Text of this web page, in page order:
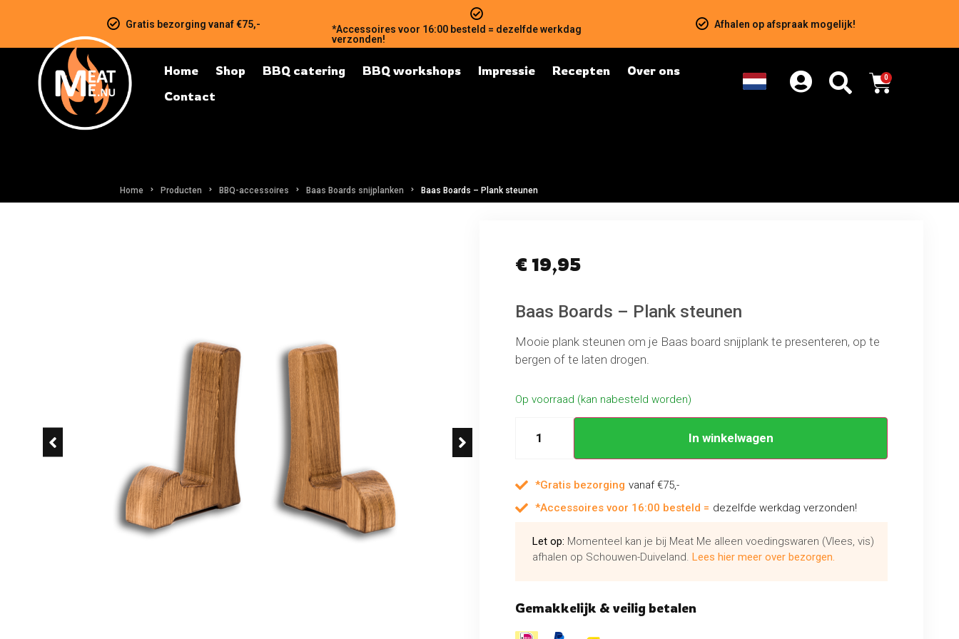
Gratis bezorging vanaf €75,-
*Accessoires voor 16:00 besteld = dezelfde werkdag
verzonden!
Afhalen op afspraak mogelijk!
Home Shop BBQ catering BBQ workshops Impressie Recepten
Over ons
Contact
0
Home Producten BBQ-accessoires Baas Boards snijplanken Baas Boards – Plank steunen
€ 19,95
Baas Boards – Plank steunen
Mooie plank steunen om je Baas board snijplank te presenteren, op te
bergen of te laten drogen.
Op voorraad (kan nabesteld worden)
In winkelwagen
*Gratis bezorging vanaf €75,-
*Accessoires voor 16:00 besteld = dezelfde werkdag verzonden!
Let op: Momenteel kan je bij Meat Me alleen voedingswaren (Vlees, vis)
afhalen op Schouwen-Duiveland. Lees hier meer over bezorgen.
Gemakkelijk & veilig betalen